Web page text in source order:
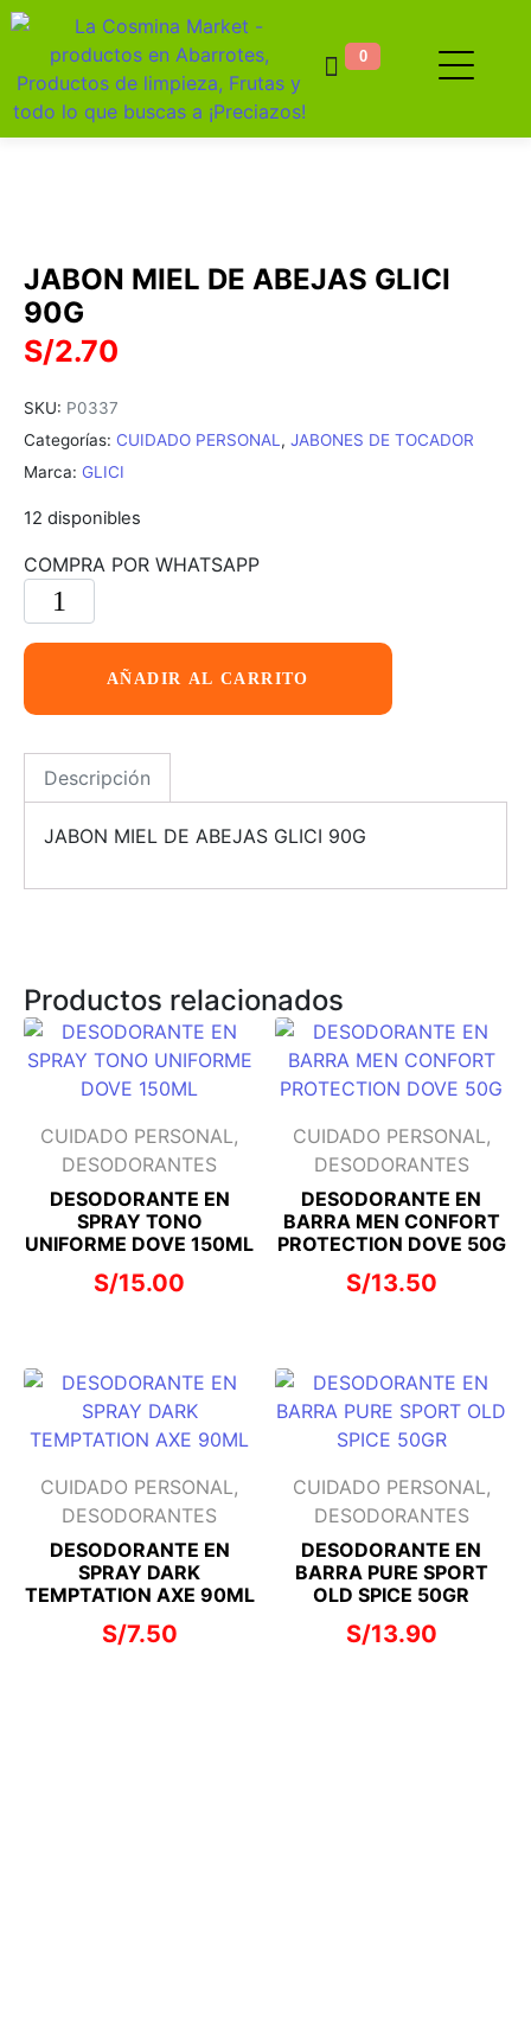
0
JABON MIEL DE ABEJAS GLICI
90G
S/2.70
SKU: P0337
Categorías: CUIDADO PERSONAL , JABONES DE TOCADOR
Marca: GLICI
12 disponibles
COMPRA POR WHATSAPP
AÑADIR AL CARRITO
Descripción
JABON MIEL DE ABEJAS GLICI 90G
Productos relacionados
CUIDADO PERSONAL,
DESODORANTES
DESODORANTE EN
SPRAY TONO
UNIFORME DOVE 150ML
S/15.00
CUIDADO PERSONAL,
DESODORANTES
DESODORANTE EN
BARRA MEN CONFORT
PROTECTION DOVE 50G
S/13.50
CUIDADO PERSONAL,
DESODORANTES
DESODORANTE EN
SPRAY DARK
TEMPTATION AXE 90ML
S/7.50
CUIDADO PERSONAL,
DESODORANTES
DESODORANTE EN
BARRA PURE SPORT
OLD SPICE 50GR
S/13.90